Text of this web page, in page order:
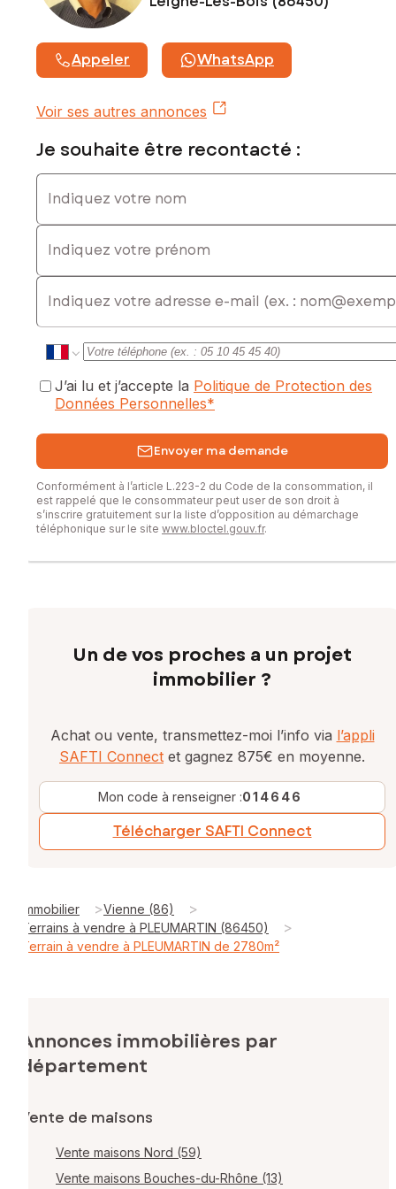
Contactez votre conseiller SAFTI : Denis GUILLOT, Tél. : 06
37 06 69 93, E-mail : denis.guillot@safti.fr - EI - Agent
commercial immatriculé au RSAC de POITIERS sous le
numéro 422 510 545
Appeler WhatsApp
Voir ses autres annonces
Je souhaite être recontacté :
Indiquez votre nom
Indiquez votre prénom
E-mail
J’ai lu et j’accepte la Politique de Protection des
Données Personnelles*
Envoyer ma demande
Conformément à l’article L.223-2 du Code de la consommation, il
est rappelé que le consommateur peut user de son droit à
s’inscrire gratuitement sur la liste d’opposition au démarchage
téléphonique sur le site www.bloctel.gouv.fr.
Un de vos proches a un projet
immobilier ?
Achat ou vente, transmettez-moi l’info via l’appli
SAFTI Connect et gagnez 875€ en moyenne.
Mon code à renseigner :014646
Télécharger SAFTI Connect
Immobilier >Vienne (86) >
Terrains à vendre à PLEUMARTIN (86450) >
Terrain à vendre à PLEUMARTIN de 2780m²
Annonces immobilières par
département
Vente de maisons
Vente maisons Nord (59)
Vente maisons Bouches-du-Rhône (13)